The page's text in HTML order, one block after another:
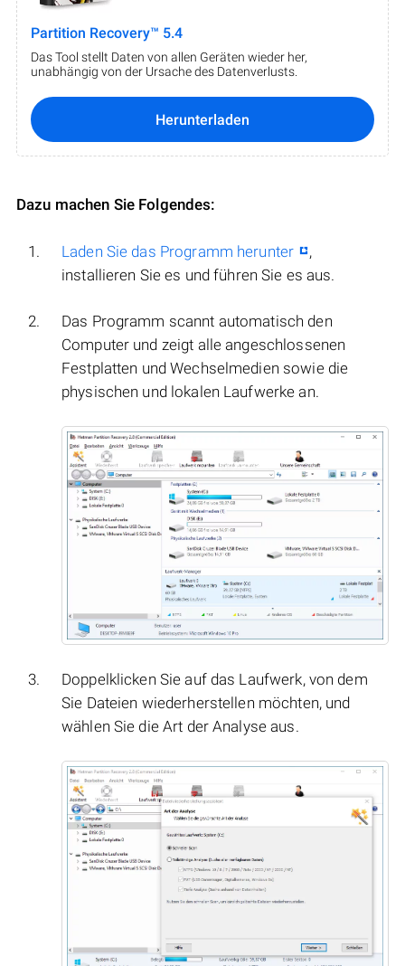
Partition Recovery™ 5.4
Das Tool stellt Daten von allen Geräten wieder her,
unabhängig von der Ursache des Datenverlusts.
Herunterladen
Dazu machen Sie Folgendes:
Laden Sie das Programm herunter
,
installieren Sie es und führen Sie es aus.
Das Programm scannt automatisch den
Computer und zeigt alle angeschlossenen
Festplatten und Wechselmedien sowie die
physischen und lokalen Laufwerke an.
Doppelklicken Sie auf das Laufwerk, von dem
Sie Dateien wiederherstellen möchten, und
wählen Sie die Art der Analyse aus.